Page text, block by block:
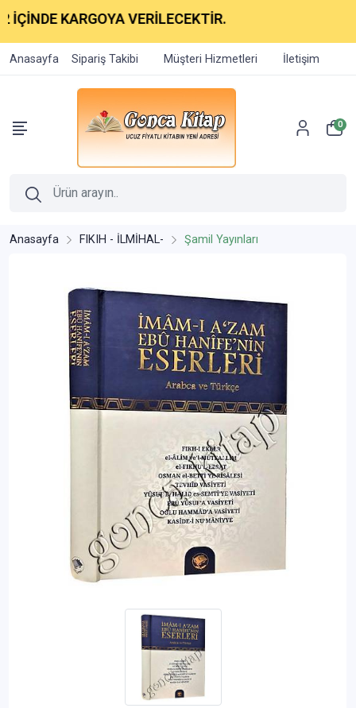
KARGOYA VERİLECEKTİR.
Anasayfa Sipariş Takibi Müşteri Hizmetleri İletişim
0
Anasayfa FIKIH - İLMİHAL- Şamil Yayınları